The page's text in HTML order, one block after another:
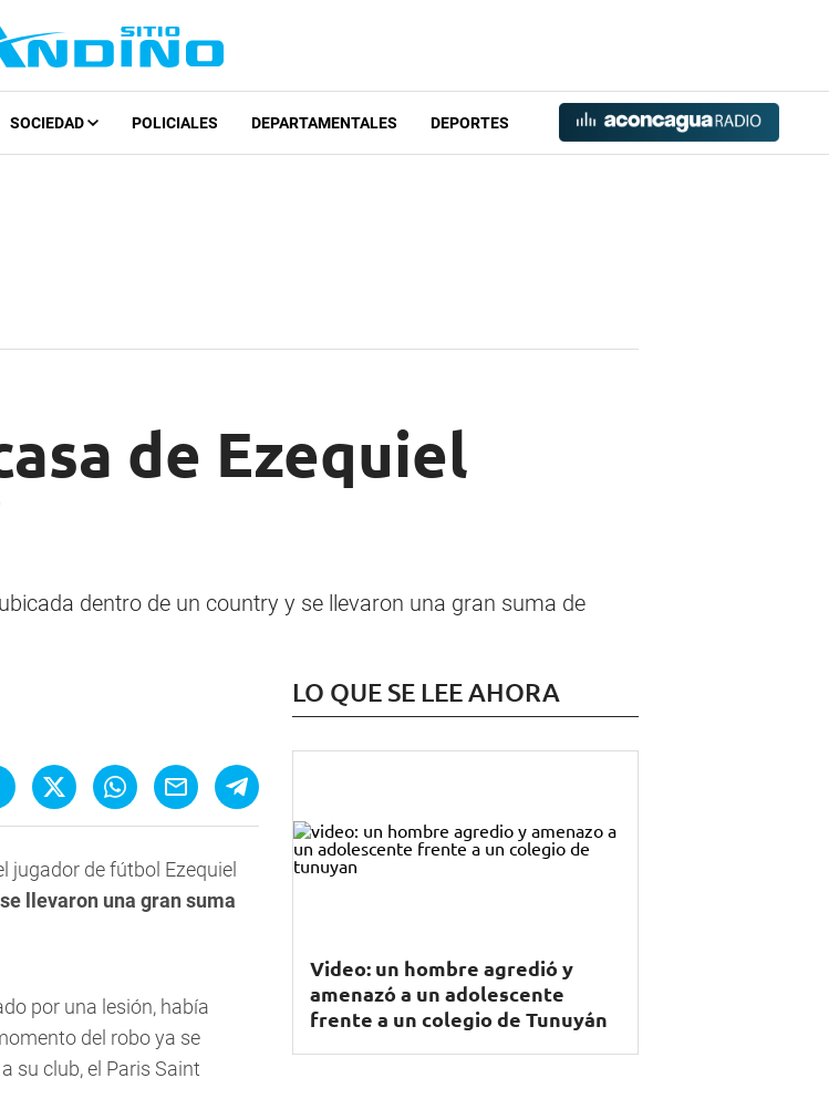
SOCIEDAD POLICIALES DEPARTAMENTALES DEPORTES
de Ezequiel
dentro de un country y se llevaron una gran suma de
jugador de fútbol Ezequiel
llevaron una gran suma
por una lesión, había
del robo ya se
su club, el Paris Saint
LO QUE SE LEE AHORA
Video: un hombre agredió y
amenazó a un adolescente
frente a un colegio de Tunuyán